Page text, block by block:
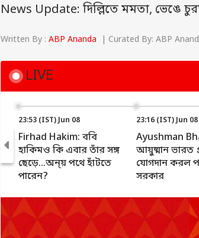
News Update: দিল্লিতে মমতা, ভেঙে
Written By : ABP Ananda | Curated By: ABP
LIVE
23:53 (IST) Jun 08
Firhad Hakim: ববি
হাকিমও কি এবার তাঁর সঙ্গ
ছেড়ে...অন্য় পথে হাঁটতে
পারেন?
23:16 (IST) Jun 08
Ayushman
আয়ুষ্মান ভারত
যোগদান করল
সরকার